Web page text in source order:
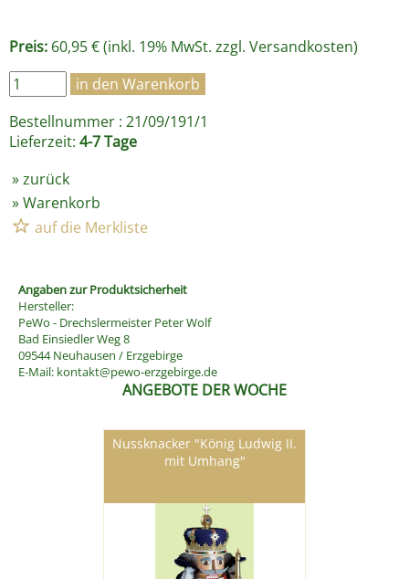
Preis: 60,95 € (inkl. 19% MwSt. zzgl. Versandkosten)
Bestellnummer : 21/09/191/1
Lieferzeit: 4-7 Tage
»zurück
»Warenkorb
Angaben zur Produktsicherheit
Hersteller:
PeWo - Drechslermeister Peter Wolf
Bad Einsiedler Weg 8
09544 Neuhausen / Erzgebirge
E-Mail: kontakt@pewo-erzgebirge.de
ANGEBOTE DER WOCHE
Nussknacker "König Ludwig II.
mit Umhang"